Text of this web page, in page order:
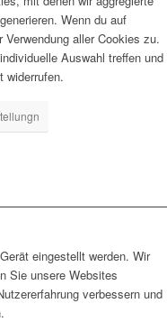
Wenn du auf
aller Cookies zu.
Auswahl treffen und
widerrufen.
eingestellt werden. Wir
Sie unsere Websites
verbessern und